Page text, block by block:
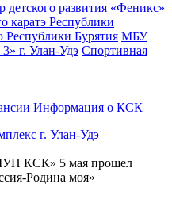
развития «Феникс»
каратэ Республики
Республики Бурятия МБУ
г. Улан-Удэ Спортивная
Информация о КСК
г. Улан-Удэ
КСК» 5 мая прошел
Родина моя»